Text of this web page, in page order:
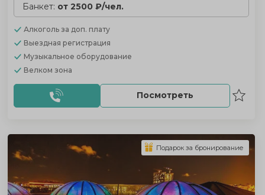
Банкет: от 2500 ₽/чел.
Алкоголь за доп. плату
Выездная регистрация
Музыкальное оборудование
Велком зона
Посмотреть
Подарок за бронирование